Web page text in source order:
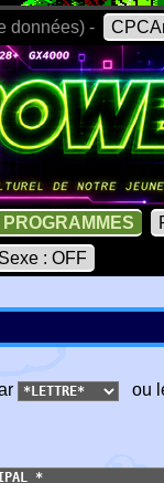
données) -
: OFF
ou